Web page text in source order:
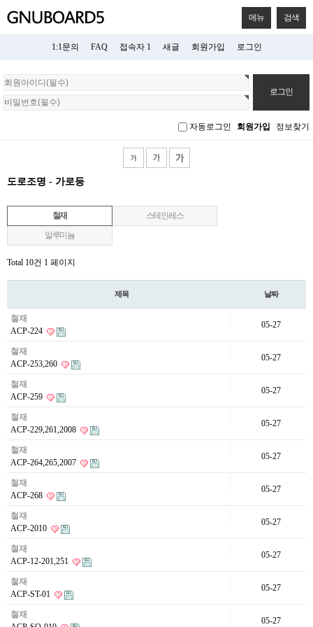
메뉴 검색
1:1문의 FAQ 접속자 1 새글 회원가입 로그인
회
원
로
자동로그인 회원가입 정보찾기
도로조명 - 가로등
철재
스테인레스
알루미늄
Total 10건 1 페이지
제목 날짜
철재
ACP-224
05-27
철재
ACP-253,260
05-27
철재
ACP-259
05-27
철재
ACP-229,261,2008
05-27
철재
ACP-264,265,2007
05-27
철재
ACP-268
05-27
철재
ACP-2010
05-27
철재
ACP-12-201,251
05-27
철재
ACP-ST-01
05-27
철재
05-27